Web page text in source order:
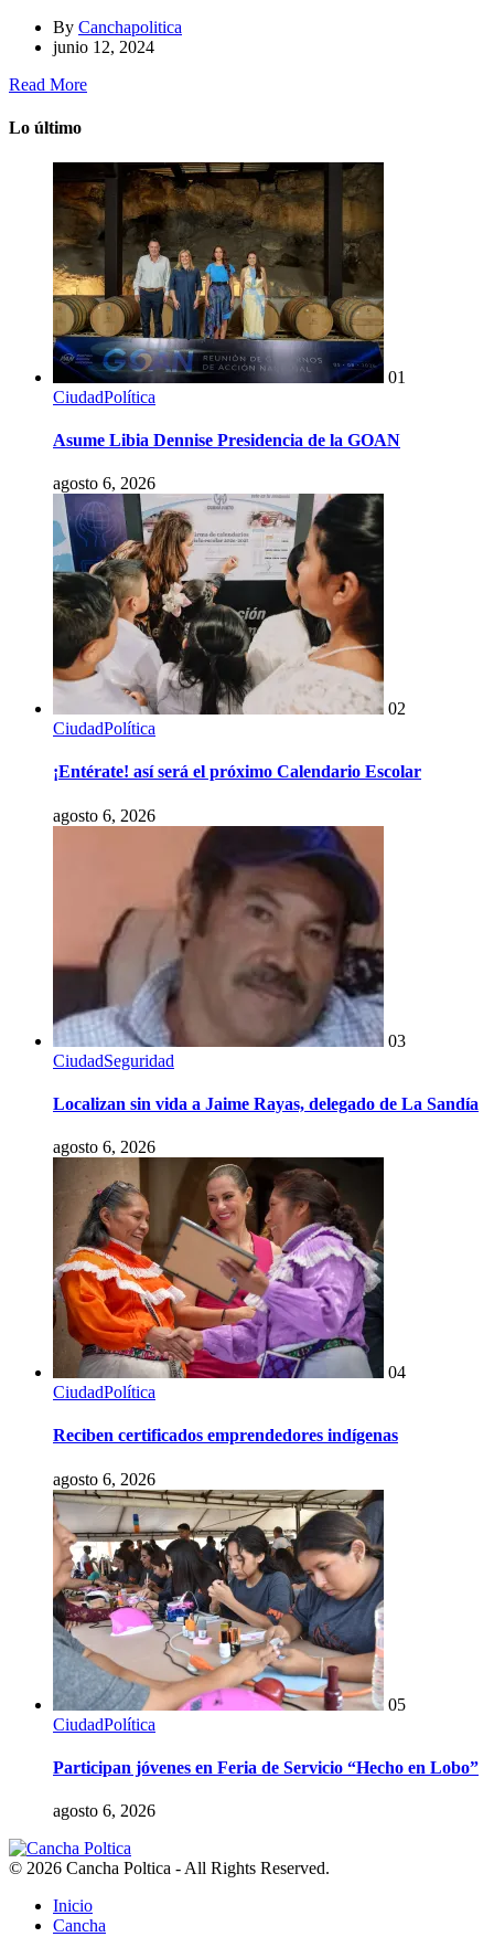
By Canchapolitica
junio 12, 2024
Read More
Lo último
01
CiudadPolítica
Asume Libia Dennise Presidencia de la GOAN
agosto 6, 2026
02
CiudadPolítica
¡Entérate! así será el próximo Calendario Escolar
agosto 6, 2026
03
CiudadSeguridad
Localizan sin vida a Jaime Rayas, delegado de La Sandía
agosto 6, 2026
04
CiudadPolítica
Reciben certificados emprendedores indígenas
agosto 6, 2026
05
CiudadPolítica
Participan jóvenes en Feria de Servicio “Hecho en Lobo”
agosto 6, 2026
© 2026 Cancha Poltica - All Rights Reserved.
Inicio
Cancha